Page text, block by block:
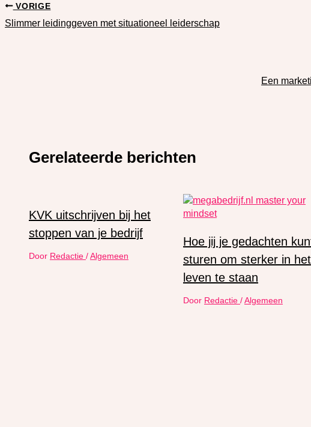
VORIGE
Slimmer leidinggeven met situationeel leiderschap
Een
Gerelateerde berichten
KVK uitschrijven bij het
stoppen van je bedrijf
Door Redactie /Algemeen
Hoe jij je gedachten
sturen om sterker in het
leven te staan
Door Redactie /Algemeen